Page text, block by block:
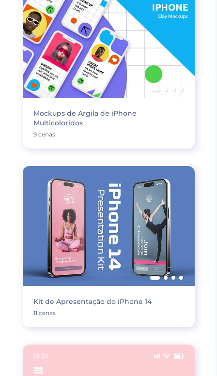
Mockups de Argila de iPhone
Multicoloridos
9 cenas
Kit de Apresentação do iPhone 14
11 cenas